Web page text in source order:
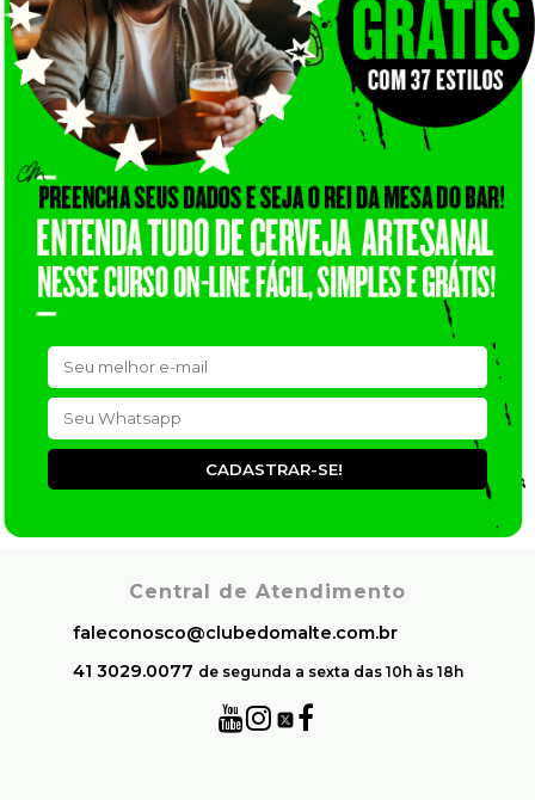
CADASTRAR-SE!
Central de Atendimento
faleconosco@clubedomalte.com.br
41 3029.0077 de segunda a sexta das 10h às 18h